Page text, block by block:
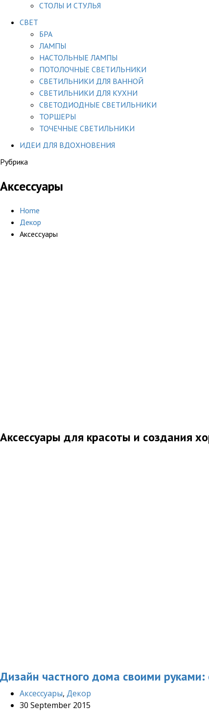
СТОЛЫ И СТУЛЬЯ
СВЕТ
БРА
ЛАМПЫ
НАСТОЛЬНЫЕ ЛАМПЫ
ПОТОЛОЧНЫЕ СВЕТИЛЬНИКИ
СВЕТИЛЬНИКИ ДЛЯ ВАННОЙ
СВЕТИЛЬНИКИ ДЛЯ КУХНИ
СВЕТОДИОДНЫЕ СВЕТИЛЬНИКИ
ТОРШЕРЫ
ТОЧЕЧНЫЕ СВЕТИЛЬНИКИ
ИДЕИ ДЛЯ ВДОХНОВЕНИЯ
Рубрика
Аксессуары
Home
Декор
Аксессуары
Аксессуары для красоты и создания
Дизайн частного дома своими
Аксессуары, Декор
30 September 2015